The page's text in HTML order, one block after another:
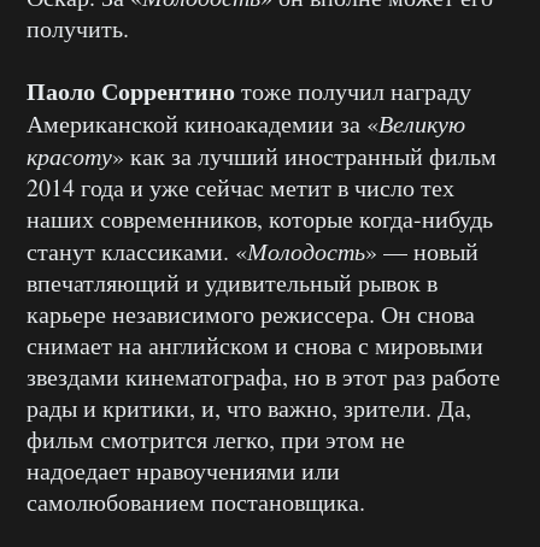
получить.
Паоло Соррентинотоже получил награду
Американской киноакадемии за «Великую
красоту» как за лучший иностранный фильм
2014 года и уже сейчас метит в число тех
наших современников, которые когда-нибудь
станут классиками. «Молодость» — новый
впечатляющий и удивительный рывок в
карьере независимого режиссера. Он снова
снимает на английском и снова с мировыми
звездами кинематографа, но в этот раз работе
рады и критики, и, что важно, зрители. Да,
фильм смотрится легко, при этом не
надоедает нравоучениями или
самолюбованием постановщика.